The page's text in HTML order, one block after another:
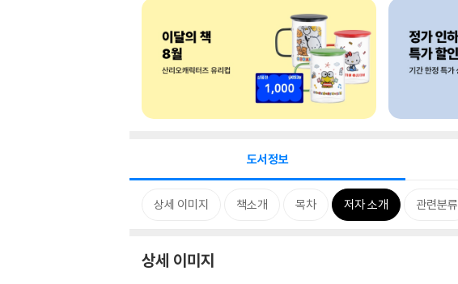
도서정보
상세 이미지 책소개 목차 저자 소개 관련분류
상세 이미지